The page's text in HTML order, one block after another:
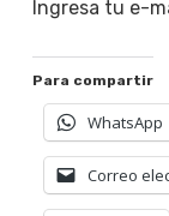
Ingresa tu e-
Para compartir
WhatsApp
Correo